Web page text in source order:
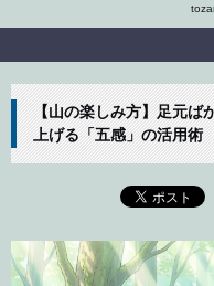
【山の楽しみ方】足元
上げる「五感」の活用術